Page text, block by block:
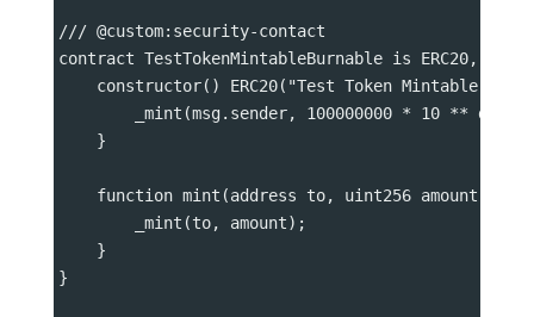
/// @custom:security-contact
contract TestTokenMintableBurnable is ERC20,
constructor() ERC20("Test Token Mintable
_mint(msg.sender, 100000000 * 10 **
    }
function mint(address to, uint256 amount)
        _mint(to, amount);
    }
}